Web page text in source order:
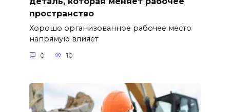
пространство
Хорошо организованное рабочее место
напрямую влияет
0 10